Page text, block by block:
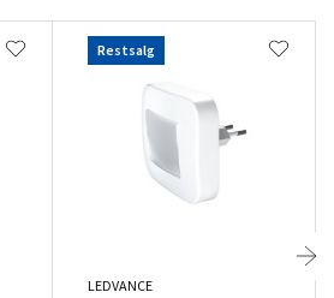
Restsalg
LEDVANCE